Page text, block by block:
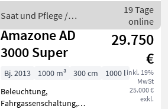
Einscheibensäschare,
Vorauflaufmakierung,
Rapsausrüstung, Ex
Saat und Pflege /
Amazone
19 Tage
online
Amazone AD
3000 Super
29.750
€
inkl. 19%
MwSt
25.000 €
exkl.
Bj. 2013 1000 m³ 300 cm
1000 l
Beleuchtung,
Fahrgassenschaltung,